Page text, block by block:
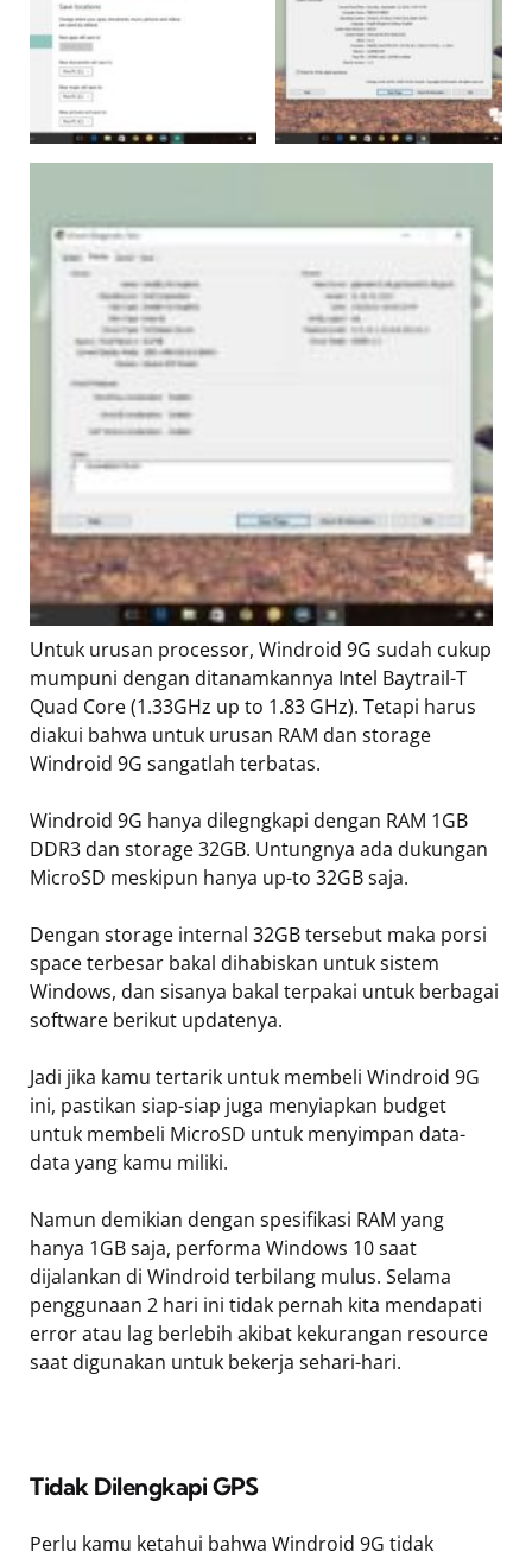
Untuk urusan processor, Windroid 9G sudah cukup
mumpuni dengan ditanamkannya Intel Baytrail-T
Quad Core (1.33GHz up to 1.83 GHz). Tetapi harus
diakui bahwa untuk urusan RAM dan storage
Windroid 9G sangatlah terbatas.
Windroid 9G hanya dilegngkapi dengan RAM 1GB
DDR3 dan storage 32GB. Untungnya ada dukungan
MicroSD meskipun hanya up-to 32GB saja.
Dengan storage internal 32GB tersebut maka porsi
space terbesar bakal dihabiskan untuk sistem
Windows, dan sisanya bakal terpakai untuk berbagai
software berikut updatenya.
Jadi jika kamu tertarik untuk membeli Windroid 9G
ini, pastikan siap-siap juga menyiapkan budget
untuk membeli MicroSD untuk menyimpan data-
data yang kamu miliki.
Namun demikian dengan spesifikasi RAM yang
hanya 1GB saja, performa Windows 10 saat
dijalankan di Windroid terbilang mulus. Selama
penggunaan 2 hari ini tidak pernah kita mendapati
error atau lag berlebih akibat kekurangan resource
saat digunakan untuk bekerja sehari-hari.
Tidak Dilengkapi GPS
Perlu kamu ketahui bahwa Windroid 9G tidak